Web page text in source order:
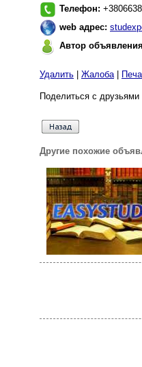
Телефон:
web адрес:
Автор
Удалить Жалоба|
Поделиться с
Другие похожие